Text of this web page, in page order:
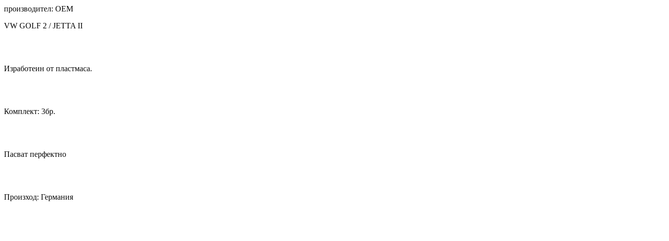
производител: OEM
VW GOLF 2 / JETTA II
Изработеин от пластмаса.
Комплект: 3бр.
Пасват перфектно
Произход: Германия